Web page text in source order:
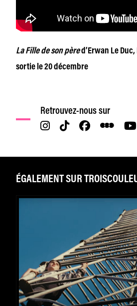
La Fille de son pèred’Erwan Le
sortie le 20 décembre
Retrouvez-nous sur
ÉGALEMENT SUR